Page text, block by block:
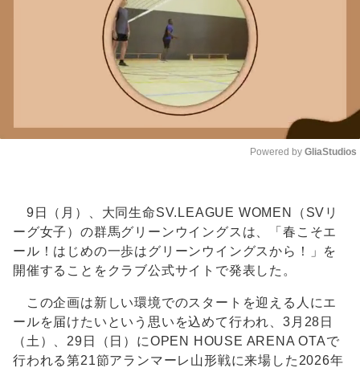
Powered by GliaStudios
9日（月）、大同生命SV.LEAGUE WOMEN（SVリ
ーグ女子）の群馬グリーンウイングスは、「春こそエ
ール！はじめの一歩はグリーンウイングスから！」を
開催することをクラブ公式サイトで発表した。
この企画は新しい環境でのスタートを迎える人にエ
ールを届けたいという思いを込めて行われ、3月28日
（土）、29日（日）にOPEN HOUSE ARENA OTAで
行われる第21節アランマーレ山形戦に来場した2026年